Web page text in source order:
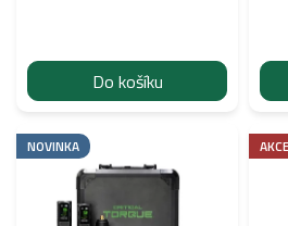
Do košíku
NOVINKA AKCE